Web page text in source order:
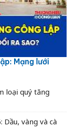
Mạng lưới
loại quý tăng
vàng và cà